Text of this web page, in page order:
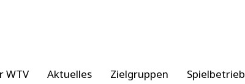
WTV Aktuelles Zielgruppen Spielbetrieb